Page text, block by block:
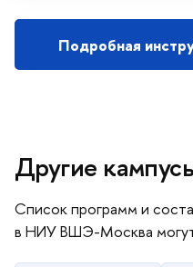
Подробная
Другие
Список программ и
в НИУ ВШЭ-Москва могут